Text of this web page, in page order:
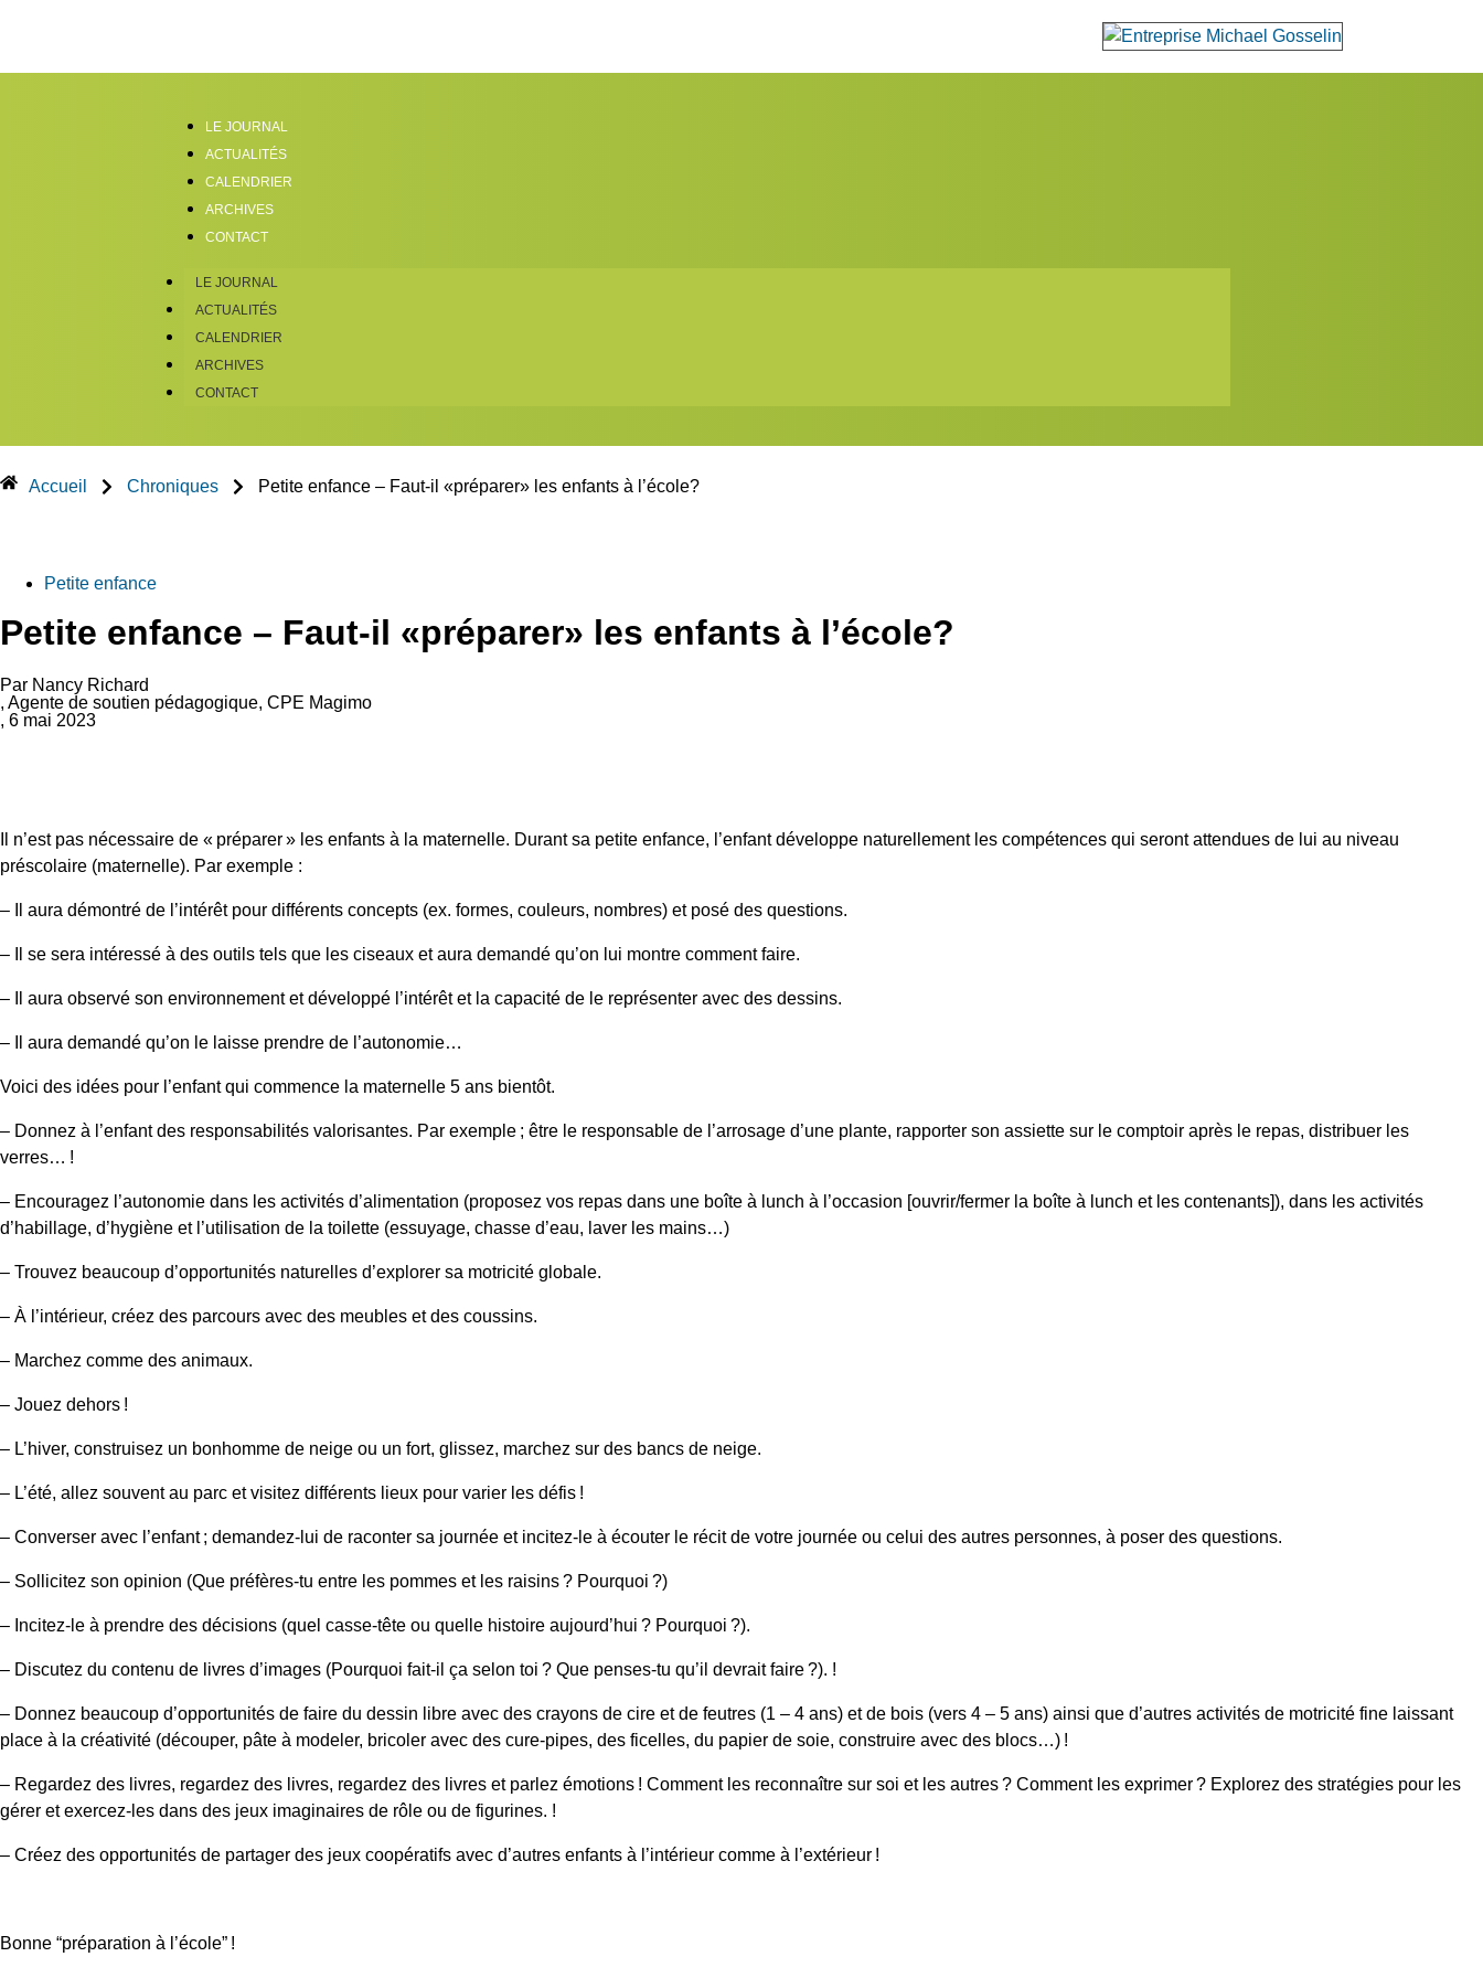
LE JOURNAL
ACTUALITÉS
CALENDRIER
ARCHIVES
CONTACT
LE JOURNAL
ACTUALITÉS
CALENDRIER
ARCHIVES
CONTACT
Accueil Chroniques Petite enfance – Faut-il «préparer» les enfants à l’école?
Petite enfance
Petite enfance – Faut-il «préparer» les enfants à l’école?
Par Nancy Richard
, Agente de soutien pédagogique, CPE Magimo
, 6 mai 2023
Il n’est pas nécessaire de « préparer » les enfants à la maternelle. Durant sa petite enfance, l’enfant développe naturellement les compétences qui seront attendues de lui au niveau
préscolaire (maternelle). Par exemple :
– Il aura démontré de l’intérêt pour différents concepts (ex. formes, couleurs, nombres) et posé des questions.
– Il se sera intéressé à des outils tels que les ciseaux et aura demandé qu’on lui montre comment faire.
– Il aura observé son environnement et développé l’intérêt et la capacité de le représenter avec des dessins.
– Il aura demandé qu’on le laisse prendre de l’autonomie…
Voici des idées pour l’enfant qui commence la maternelle 5 ans bientôt.
– Donnez à l’enfant des responsabilités valorisantes. Par exemple ; être le responsable de l’arrosage d’une plante, rapporter son assiette sur le comptoir après le repas, distribuer les
verres… !
– Encouragez l’autonomie dans les activités d’alimentation (proposez vos repas dans une boîte à lunch à l’occasion [ouvrir/fermer la boîte à lunch et les contenants]), dans les activités
d’habillage, d’hygiène et l’utilisation de la toilette (essuyage, chasse d’eau, laver les mains…)
– Trouvez beaucoup d’opportunités naturelles d’explorer sa motricité globale.
– À l’intérieur, créez des parcours avec des meubles et des coussins.
– Marchez comme des animaux.
– Jouez dehors !
– L’hiver, construisez un bonhomme de neige ou un fort, glissez, marchez sur des bancs de neige.
– L’été, allez souvent au parc et visitez différents lieux pour varier les défis !
– Converser avec l’enfant ; demandez-lui de raconter sa journée et incitez-le à écouter le récit de votre journée ou celui des autres personnes, à poser des questions.
– Sollicitez son opinion (Que préfères-tu entre les pommes et les raisins ? Pourquoi ?)
– Incitez-le à prendre des décisions (quel casse-tête ou quelle histoire aujourd’hui ? Pourquoi ?).
– Discutez du contenu de livres d’images (Pourquoi fait-il ça selon toi ? Que penses-tu qu’il devrait faire ?). !
– Donnez beaucoup d’opportunités de faire du dessin libre avec des crayons de cire et de feutres (1 – 4 ans) et de bois (vers 4 – 5 ans) ainsi que d’autres activités de motricité fine laissant
place à la créativité (découper, pâte à modeler, bricoler avec des cure-pipes, des ficelles, du papier de soie, construire avec des blocs…) !
– Regardez des livres, regardez des livres, regardez des livres et parlez émotions ! Comment les reconnaître sur soi et les autres ? Comment les exprimer ? Explorez des stratégies pour les
gérer et exercez-les dans des jeux imaginaires de rôle ou de figurines. !
– Créez des opportunités de partager des jeux coopératifs avec d’autres enfants à l’intérieur comme à l’extérieur !
Bonne “préparation à l’école” !